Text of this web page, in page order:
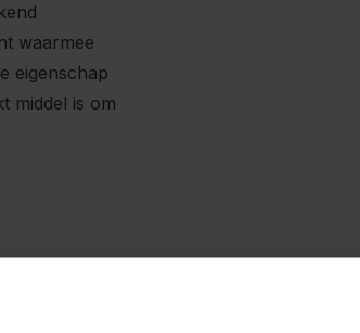
waarmee
eigenschap
middel is om